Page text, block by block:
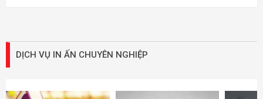
DỊCH VỤ IN ẤN CHUYÊN NGHIỆP